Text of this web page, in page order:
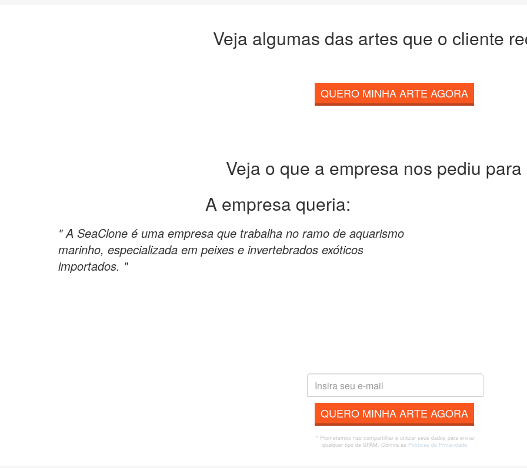
Veja algumas das artes que o cliente
QUERO MINHA ARTE AGORA
Veja o que a empresa nos pediu para
A empresa queria:
" A SeaClone é uma empresa que trabalha no ramo de aquarismo
marinho, especializada em peixes e invertebrados exóticos
importados. "
QUERO MINHA ARTE AGORA
* Prometemos não compartilhar e utilizar seus dados para enviar
qualquer tipo de SPAM. Confira as Políticas de Privacidade.